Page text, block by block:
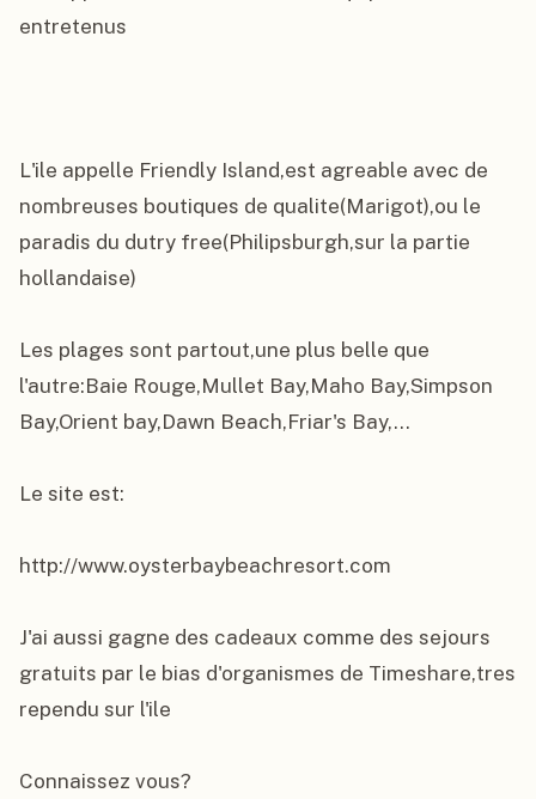
entretenus
L'ile appelle Friendly Island,est agreable avec de
nombreuses boutiques de qualite(Marigot),ou le
paradis du dutry free(Philipsburgh,sur la partie
hollandaise)
Les plages sont partout,une plus belle que
l'autre:Baie Rouge,Mullet Bay,Maho Bay,Simpson
Bay,Orient bay,Dawn Beach,Friar's Bay,...
Le site est:
http://www.oysterbaybeachresort.com
J'ai aussi gagne des cadeaux comme des sejours
gratuits par le bias d'organismes de Timeshare,tres
rependu sur l'ile
Connaissez vous?